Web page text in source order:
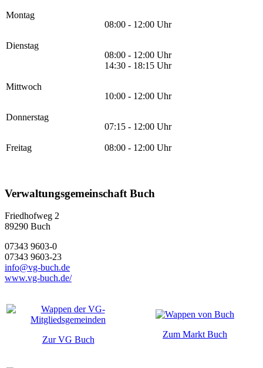
Montag
08:00 - 12:00 Uhr
Dienstag
08:00 - 12:00 Uhr
14:30 - 18:15 Uhr
Mittwoch
10:00 - 12:00 Uhr
Donnerstag
07:15 - 12:00 Uhr
Freitag 08:00 - 12:00 Uhr
Verwaltungsgemeinschaft Buch
Friedhofweg 2
89290 Buch
07343 9603-0
07343 9603-23
info@vg-buch.de
www.vg-buch.de/
Zur VG Buch
Zum Markt Buch